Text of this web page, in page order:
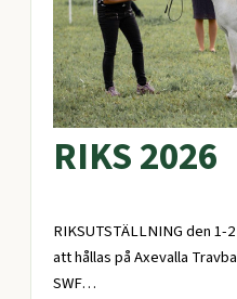
RIKS 2026
RIKSUTSTÄLLNING den 1-
att hållas på Axevalla
SWF…